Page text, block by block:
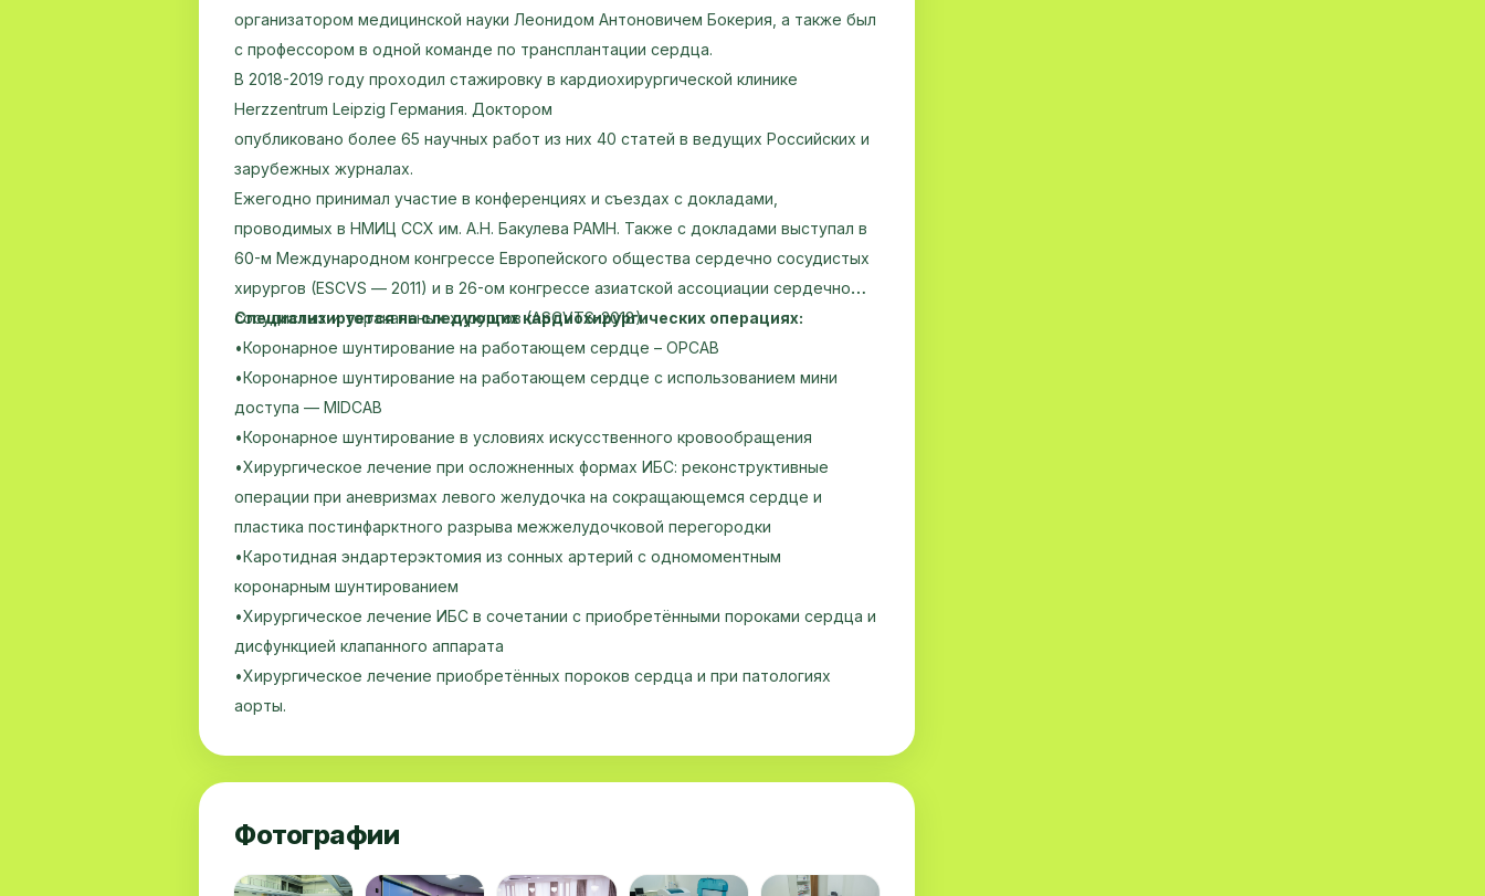
организатором медицинской науки Леонидом Антоновичем Бокерия, а также был
с профессором в одной команде по трансплантации сердца.
В 2018-2019 году проходил стажировку в кардиохирургической клинике
Herzzentrum Leipzig Германия. Доктором
опубликовано более 65 научных работ из них 40 статей в ведущих Российских и
зарубежных журналах.
Ежегодно принимал участие в конференциях и съездах с докладами,
проводимых в НМИЦ ССХ им. А.Н. Бакулева РАМН. Также с докладами выступал в
60-м Международном конгрессе Европейского общества сердечно сосудистых
хирургов (ESCVS — 2011) и в 26-ом конгрессе азиатской ассоциации сердечно
сосудистых и торакальных хирургов (ASCVTS-2018).
Специализируется на следующих кардиохирургических операциях:
•Коронарное шунтирование на работающем сердце – OPCAB
•Коронарное шунтирование на работающем сердце с использованием мини
доступа — MIDCAB
•Коронарное шунтирование в условиях искусственного кровообращения
•Хирургическое лечение при осложненных формах ИБС: реконструктивные
операции при аневризмах левого желудочка на сокращающемся сердце и
пластика постинфарктного разрыва межжелудочковой перегородки
•Каротидная эндартерэктомия из сонных артерий с одномоментным
коронарным шунтированием
•Хирургическое лечение ИБС в сочетании с приобретёнными пороками сердца и
дисфункцией клапанного аппарата
•Хирургическое лечение приобретённых пороков сердца и при патологиях
аорты.
Фотографии